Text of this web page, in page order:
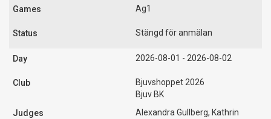
Ag1
Stängd för anmälan
2026-08-01 - 2026-08-02
Bjuvshoppet 2026
Bjuv BK
Alexandra Gullberg, Kathrin